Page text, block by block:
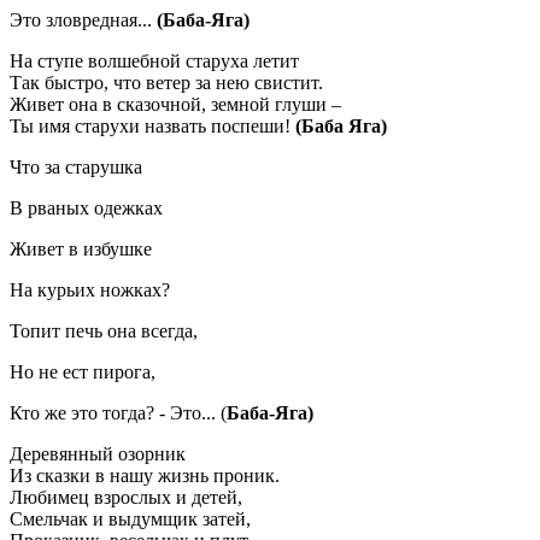
Это зловредная... (Баба-Яга)
На ступе волшебной старуха летит
Так быстро, что ветер за нею свистит.
Живет она в сказочной, земной глуши –
Ты имя старухи назвать поспеши! (Баба Яга)
Что за старушка
В рваных одежках
Живет в избушке
На курьих ножках?
Топит печь она всегда,
Но не ест пирога,
Кто же это тогда? - Это... (Баба-Яга)
Деревянный озорник
Из сказки в нашу жизнь проник.
Любимец взрослых и детей,
Смельчак и выдумщик затей,